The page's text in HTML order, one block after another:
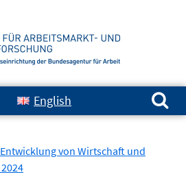
English
Suchen nach:
von Wirtschaft und